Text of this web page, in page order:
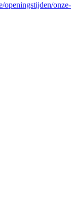
openingstijden/onze-